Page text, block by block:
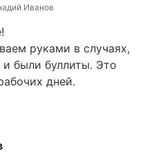
Иванов
руками в случаях,
были буллиты. Это
дней.